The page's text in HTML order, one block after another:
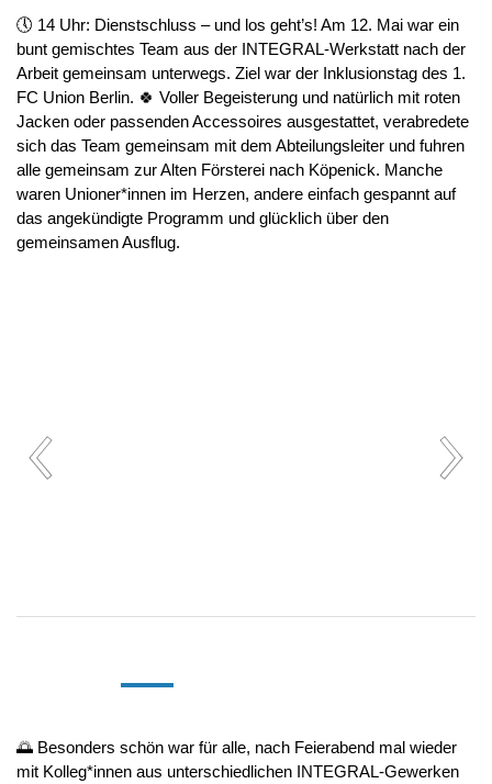
🕔 14 Uhr: Dienstschluss – und los geht’s! Am 12. Mai war ein
bunt gemischtes Team aus der INTEGRAL-Werkstatt nach der
Arbeit gemeinsam unterwegs. Ziel war der Inklusionstag des 1.
FC Union Berlin. 🍀 Voller Begeisterung und natürlich mit roten
Jacken oder passenden Accessoires ausgestattet, verabredete
sich das Team gemeinsam mit dem Abteilungsleiter und fuhren
alle gemeinsam zur Alten Försterei nach Köpenick. Manche
waren Unioner*innen im Herzen, andere einfach gespannt auf
das angekündigte Programm und glücklich über den
gemeinsamen Ausflug.
🌅 Besonders schön war für alle, nach Feierabend mal wieder
mit Kolleg*innen aus unterschiedlichen INTEGRAL-Gewerken